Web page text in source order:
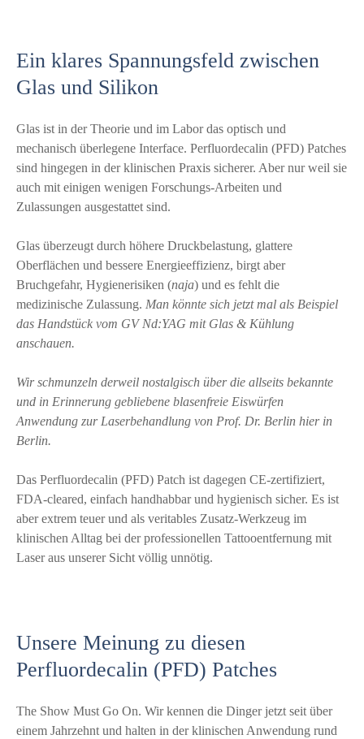
Ein klares Spannungsfeld zwischen
Glas und Silikon
Glas ist in der Theorie und im Labor das optisch und
mechanisch überlegene Interface. Perfluordecalin (PFD) Patches
sind hingegen in der klinischen Praxis sicherer. Aber nur weil sie
auch mit einigen wenigen Forschungs-Arbeiten und
Zulassungen ausgestattet sind.
Glas überzeugt durch höhere Druckbelastung, glattere
Oberflächen und bessere Energieeffizienz, birgt aber
Bruchgefahr, Hygienerisiken (naja) und es fehlt die
medizinische Zulassung. Man könnte sich jetzt mal als Beispiel
das Handstück vom GV Nd:YAG mit Glas & Kühlung
anschauen.
Wir schmunzeln derweil nostalgisch über die allseits bekannte
und in Erinnerung gebliebene blasenfreie Eiswürfen
Anwendung zur Laserbehandlung von Prof. Dr. Berlin hier in
Berlin.
Das Perfluordecalin (PFD) Patch ist dagegen CE-zertifiziert,
FDA-cleared, einfach handhabbar und hygienisch sicher. Es ist
aber extrem teuer und als veritables Zusatz-Werkzeug im
klinischen Alltag bei der professionellen Tattooentfernung mit
Laser aus unserer Sicht völlig unnötig.
Unsere Meinung zu diesen
Perfluordecalin (PFD) Patches
The Show Must Go On. Wir kennen die Dinger jetzt seit über
einem Jahrzehnt und halten in der klinischen Anwendung rund